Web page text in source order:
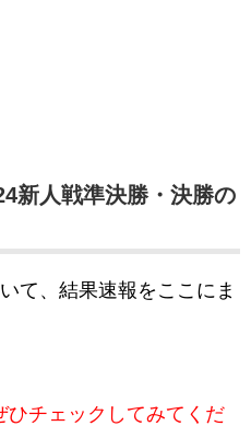
新人戦準決勝・決勝の
て、結果速報をここにま
ひチェックしてみてくだ